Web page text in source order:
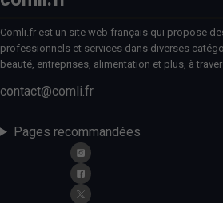
Comli.fr est un site web français qui propose
professionnels et services dans diverses
beauté, entreprises, alimentation et plus, à
contact@comli.fr
Pages recommandées